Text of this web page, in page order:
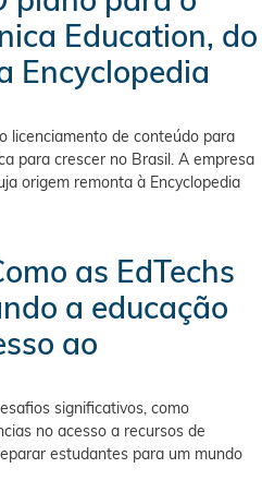
Education, do
Encyclopedia
licenciamento de conteúdo para
para crescer no Brasil. A empresa
origem remonta à Encyclopedia
as EdTechs
a educação
ao
significativos, como
no acesso a recursos de
estudantes para um mundo